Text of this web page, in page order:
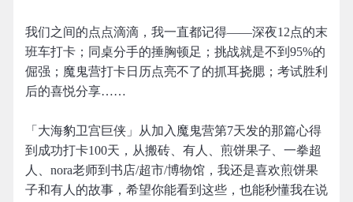
我们之间的点点滴滴，我一直都记得——深夜12点的末
班车打卡；同桌分手的捶胸顿足；挑战就是不到95%的
倔强；魔鬼营打卡日历点亮不了的抓耳挠腮；考试胜利
后的喜悦分享……
「大海豹卫宫巨侠」从加入魔鬼营第7天发的那篇心得
到成功打卡100天，从搬砖、有人、煎饼果子、一拳超
人、nora老师到书店/超市/博物馆，我还是喜欢煎饼果
子和有人的故事，希望你能看到这些，也能秒懂我在说